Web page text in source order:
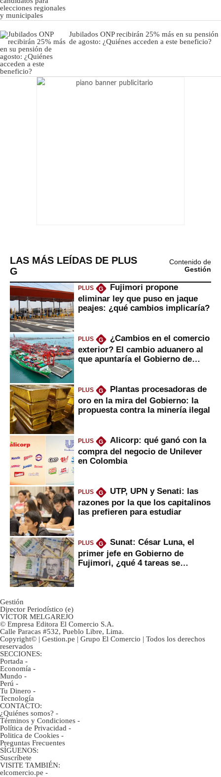
Jubilados ONP recibirán 25% más en su pensión
de agosto: ¿Quiénes acceden a este beneficio?
LAS MÁS LEÍDAS DE PLUS
G
Contenido de
Gestión
PLUS G
Fujimori propone
eliminar ley que puso en jaque
peajes: ¿qué cambios implicaría?
PLUS G
¿Cambios en el comercio
exterior? El cambio aduanero al
que apuntaría el Gobierno de
PLUS G
Plantas procesadoras de
oro en la mira del Gobierno: la
propuesta contra la minería ilegal
PLUS G
Alicorp: qué ganó con la
compra del negocio de Unilever
en Colombia
PLUS G
UTP, UPN y Senati: las
razones por la que los capitalinos
las prefieren para estudiar
PLUS G
Sunat: César Luna, el
primer jefe en Gobierno de
Fujimori, ¿qué 4 tareas se
Gestión
Director Periodístico (e)
VÍCTOR MELGAREJO
© Empresa Editora El Comercio S.A.
Calle Paracas #532, Pueblo Libre, Lima.
Copyright© | Gestion.pe | Grupo El Comercio | Todos los derechos
reservados
SECCIONES:
Portada -
Economía -
Mundo -
Perú -
Tu Dinero -
Tecnología
CONTACTO:
¿Quiénes somos? -
Términos y Condiciones -
Política de Privacidad -
Politica de Cookies -
Preguntas Frecuentes
SÍGUENOS:
Suscríbete
VISITE TAMBIÉN:
elcomercio.pe -